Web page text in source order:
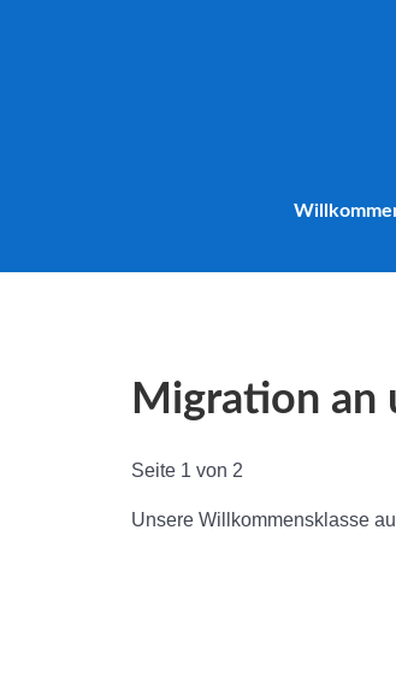
Migration an
Seite 1 von 2
Unsere Willkommensklasse